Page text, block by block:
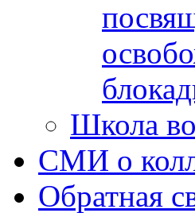
Школа
СМИ о
Обратная